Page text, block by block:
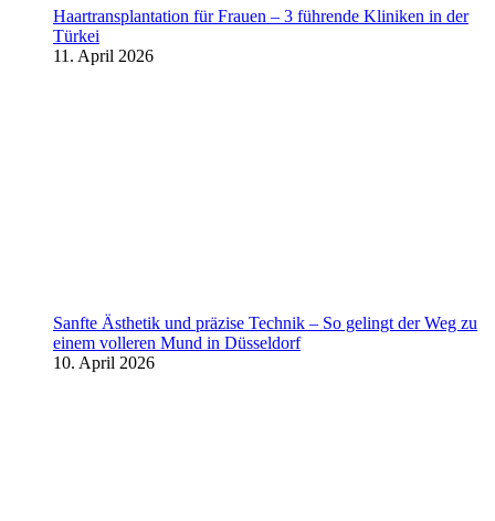
Haartransplantation für Frauen – 3 führende Kliniken in der
Türkei
11. April 2026
Sanfte Ästhetik und präzise Technik – So gelingt der Weg zu
einem volleren Mund in Düsseldorf
10. April 2026